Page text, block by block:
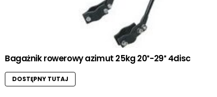
Bagażnik rowerowy azimut 25kg 20″-29″ 4disc
DOSTĘPNY TUTAJ